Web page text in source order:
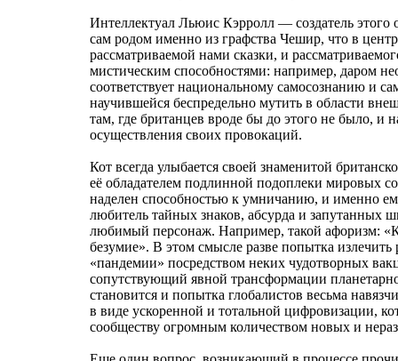
Интеллектуал Льюис Кэрролл — создатель этого
сам родом именно из графства Чешир, что в
рассматриваемой нами сказки, и
мистическим способностями: например, даром
соответствует национальному самосознанию и
научившейся беспредельно мутить в области
там, где британцев вроде бы до этого не было, и
осуществления своих провокаций.
Кот всегда улыбается своей знаменитой
её обладателем подлинной подоплеки мировых
наделен способностью к умничанию, и именно
любитель тайных знаков, абсурда и запутанных
любимый персонаж. Например, такой афоризм:
безумие». В этом смысле разве попытка
«пандемии» посредством неких чудотворных
сопутствующий явной трансформации
становится и попытка глобалистов весьма
в виде ускоренной и тотальной цифровизации,
сообществу огромным количеством новых и